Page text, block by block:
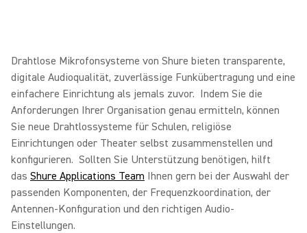
Drahtlose Mikrofonsysteme von Shure bieten transparente,
digitale Audioqualität, zuverlässige Funkübertragung und eine
einfachere Einrichtung als jemals zuvor. Indem Sie die
Anforderungen Ihrer Organisation genau ermitteln, können
Sie neue Drahtlossysteme für Schulen, religiöse
Einrichtungen oder Theater selbst zusammenstellen und
konfigurieren. Sollten Sie Unterstützung benötigen, hilft
das Shure Applications Team Ihnen gern bei der Auswahl der
passenden Komponenten, der Frequenzkoordination, der
Antennen-Konfiguration und den richtigen Audio-
Einstellungen.